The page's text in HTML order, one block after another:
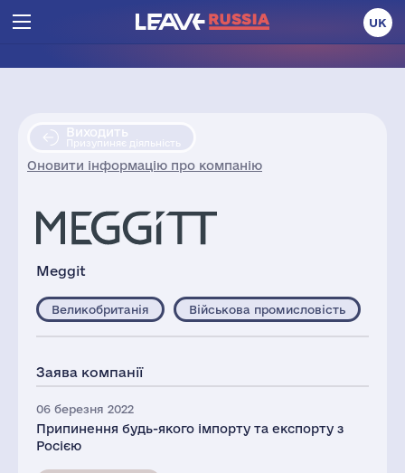
UK
Виходить
Призупиняє діяльність
Оновити інформацію про компанію
Meggit
Великобританія Військова промисловість
Заява компанії
06 березня 2022
Припинення будь-якого імпорту та експорту з
Росією